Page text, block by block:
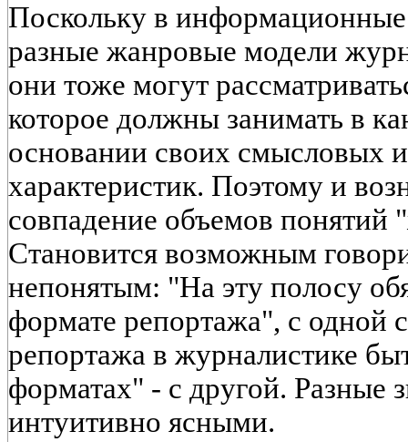
Поскольку в
разные жанровые модели
они тоже могут
которое должны занимать в
основании своих смысловых
характеристик. Поэтому и
совпадение объемов
Становится возможным
непонятым: "На эту полосу
формате репортажа", с одной
репортажа в журналистике
форматах" - с другой. Разные
интуитивно ясными.